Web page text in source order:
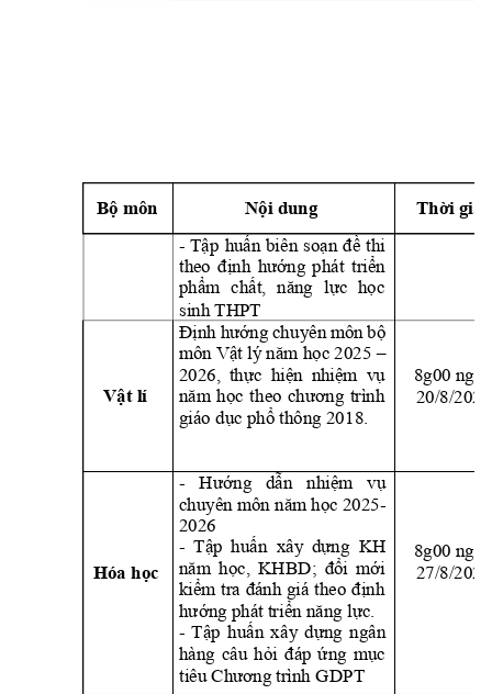
Bộ môn Nội dung Thời gian
- Tập huấn biên soạn đề thi
theo định hướng phát triển
phẩm chất, năng lực học
sinh THPT
Vật lí
Định hướng chuyên môn bộ
môn Vật lý năm học 2025 –
2026,
thực  hiện nhiệm  vụ
năm học theo chương trình
giáo dục phổ thông 201 8.
8g00
20/8/2025
Hóa học
- Hướng dẫn nhiệm
vụ
chuyên môn năm học 2025-
2026
- Tập huấn  xây dựng
  KH
năm học, KHBD; đổi mới
kiểm tra đánh giá theo định
hướng phát triển năng lực.
- Tập huấn xây dựng ngân
hàng câu hỏi đáp ứng mục
tiêu Chương trình GDPT
8g00
27/8/2025